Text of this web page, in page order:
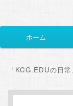
イ
メ
ン
サ
コ
ホーム
「KCG.EDUの日常